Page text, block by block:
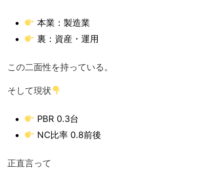
本業：製造業
裏：資産・運用
この二面性を持っている。
そして現状
PBR 0.3台
NC比率 0.8前後
正直言って